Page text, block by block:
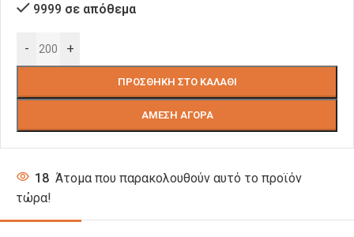
9999 σε απόθεμα
- +
ΠΡΟΣΘΉΚΗ ΣΤΟ ΚΑΛΆΘΙ
ΆΜΕΣΗ ΑΓΟΡΆ
18 Άτομα που παρακολουθούν αυτό το προϊόν
τώρα!